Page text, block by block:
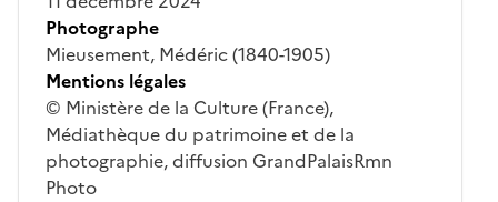
Photographe
Mieusement, Médéric (1840-1905)
Mentions légales
© Ministère de la Culture (France),
Médiathèque du patrimoine et de la
photographie, diffusion GrandPalaisRmn
Photo